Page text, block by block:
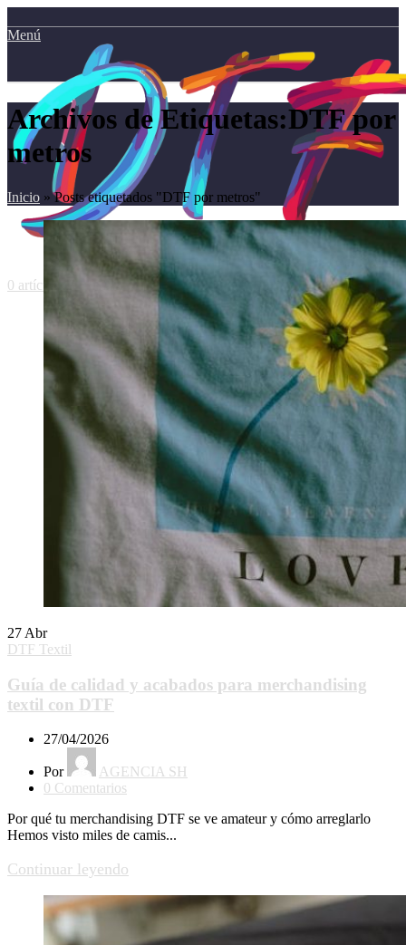
Menú
0 artículos 0.00€
Archivos de Etiquetas:DTF por
metros
Inicio »Posts etiquetados "DTF por metros"
27 Abr
DTF Textil
Guía de calidad y acabados para merchandising
textil con DTF
27/04/2026
Por
AGENCIA SH
0 Comentarios
Por qué tu merchandising DTF se ve amateur y cómo arreglarlo
Hemos visto miles de camis...
Continuar leyendo